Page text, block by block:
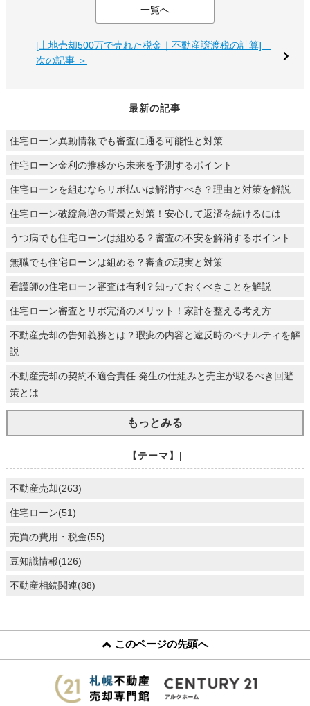
一覧へ
[土地売却500万で売れた税金｜不動産譲渡税の計算]
次の記事 ＞
最新の記事
住宅ローン異動情報でも審査に通る可能性と対策
住宅ローン金利の推移から未来を予測するポイント
住宅ローンを組むならリボ払いは解消すべき？理由と対策を解説
住宅ローン破綻急増の背景と対策！安心して返済を続けるには
うつ病でも住宅ローンは組める？審査の不安を解消するポイント
無職でも住宅ローンは組める？審査の現実と対策
看護師の住宅ローン審査は有利？知っておくべきことを解説
住宅ローン審査とリボ完済のメリット！家計を整える考え方
不動産売却の告知義務とは？瑕疵の内容と違反時のペナルティを解
説
不動産売却の契約不適合責任 発生の仕組みと売主が取るべき回避
策とは
もっとみる
【テーマ】|
不動産売却(263)
住宅ローン(51)
売買の費用・税金(55)
豆知識情報(126)
不動産相続関連(88)
このページの先頭へ